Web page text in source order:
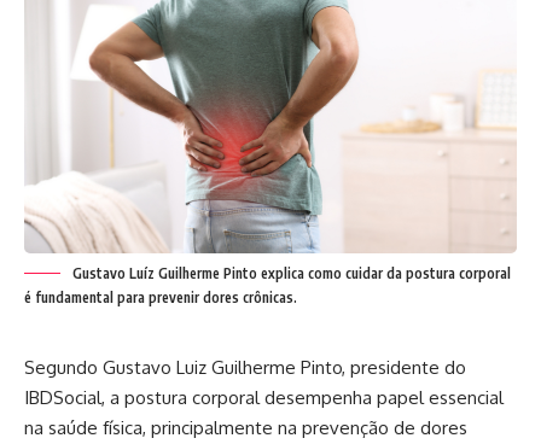
Gustavo Luíz Guilherme Pinto explica como cuidar da postura corporal
é fundamental para prevenir dores crônicas.
Segundo Gustavo Luiz Guilherme Pinto, presidente do
IBDSocial, a postura corporal desempenha papel essencial
na saúde física, principalmente na prevenção de dores